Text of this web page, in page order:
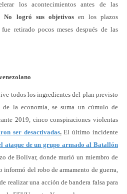
los acontecimientos antes de las
No logró sus objetivosen los plazos
retirado pocos meses después de las
todos los ingredientes del plan previsto
la economía, se suma un cúmulo de
2019, cinco conspiraciones violentas
ser desactivadas.El último incidente
ataque de un grupo armado al Batallón
de Bolívar, donde murió un miembro de
informó del robo de armamento de guerra,
realizar una acción de bandera falsa para